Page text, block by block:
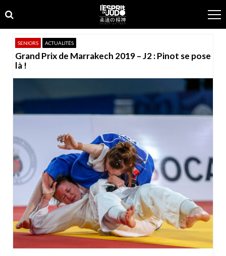
to
navigation
to
content
SENIORS ACTUALITÉS
Grand Prix de Marrakech 2019 – J2 : Pinot se pose
là !